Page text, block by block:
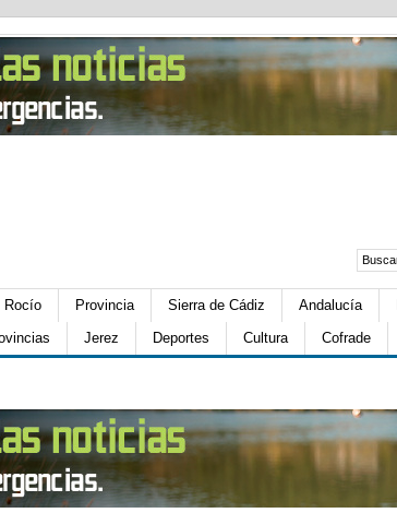
Rocío Provincia Sierra de Cádiz Andalucía
Jerez Deportes Cultura Cofrade